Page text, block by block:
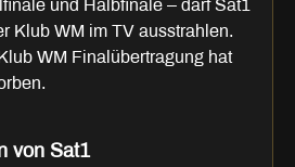
und Halbfinale – darf Sat1
Klub WM im TV ausstrahlen.
WM Finalübertragung hat
von Sat1